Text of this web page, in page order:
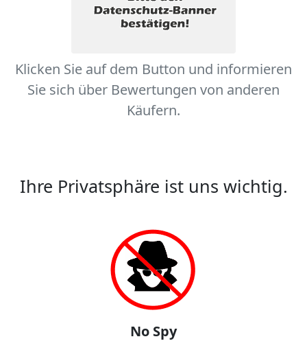
Klicken Sie auf dem Button und informieren
Sie sich über Bewertungen von anderen
Käufern.
Ihre Privatsphäre ist uns wichtig.
No Spy